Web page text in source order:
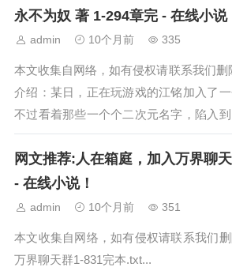
永不为奴 著 1-294章完 - 在线小说
admin 10个月前 335
本文收集自网络，如有侵权请联系我们
介绍：某日，正在玩游戏的江铭加入了
不过看着那些一个个二次元名字，陷入
不犹豫的拿起来了自己的键盘.......
网文推荐:人在箱庭，加入万界聊
- 在线小说！
admin 10个月前 351
本文收集自网络，如有侵权请联系我们
万界聊天群1-831完本.txt...